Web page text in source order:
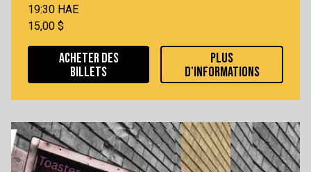
19:30 HAE
15,00 $
ACHETER DES
BILLETS
PLUS
D'INFORMATIONS